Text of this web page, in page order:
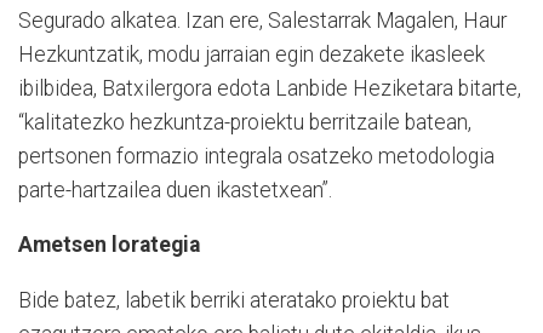
Segurado alkatea. Izan ere, Salestarrak Magalen, Haur
Hezkuntzatik, modu jarraian egin dezakete ikasleek
ibilbidea, Batxilergora edota Lanbide Heziketara bitarte,
“kalitatezko hezkuntza-proiektu berritzaile batean,
pertsonen formazio integrala osatzeko metodologia
parte-hartzailea duen ikastetxean”.
Ametsen lorategia
Bide batez, labetik berriki ateratako proiektu bat